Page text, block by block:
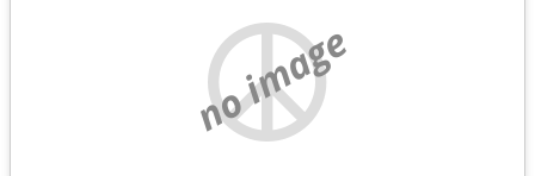
no image